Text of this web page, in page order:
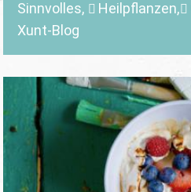
Sinnvolles, Heilpflanzen,
Xunt-Blog